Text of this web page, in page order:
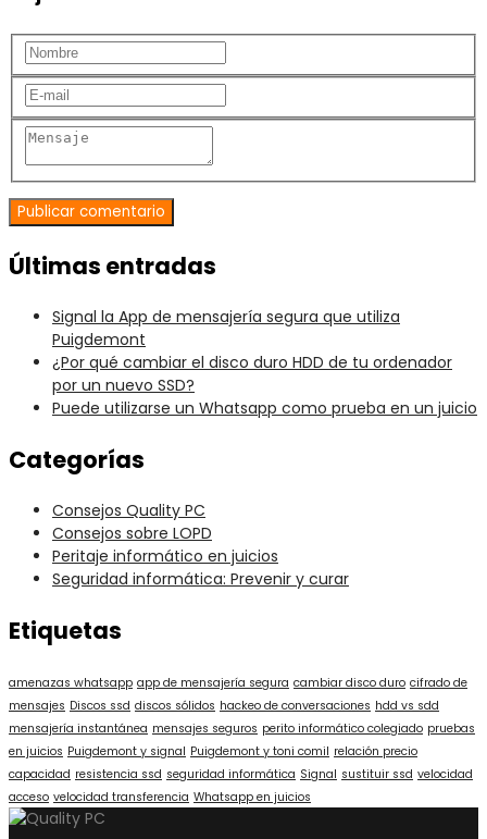
Últimas entradas
Signal la App de mensajería segura que utiliza
Puigdemont
¿Por qué cambiar el disco duro HDD de tu ordenador
por un nuevo SSD?
Puede utilizarse un Whatsapp como prueba en un juicio
Categorías
Consejos Quality PC
Consejos sobre LOPD
Peritaje informático en juicios
Seguridad informática: Prevenir y curar
Etiquetas
amenazas whatsapp app de mensajería segura cambiar disco duro cifrado de
mensajes Discos ssd discos sólidos hackeo de conversaciones hdd vs sdd
mensajería instantánea mensajes seguros perito informático colegiado pruebas
en juicios Puigdemont y signal Puigdemont y toni comil relación precio
capacidad resistencia ssd seguridad informática Signal sustituir ssd velocidad
acceso velocidad transferencia Whatsapp en juicios